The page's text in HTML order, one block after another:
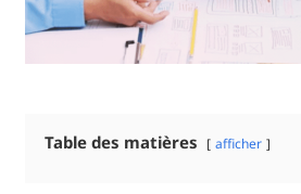
Table des matières afficher